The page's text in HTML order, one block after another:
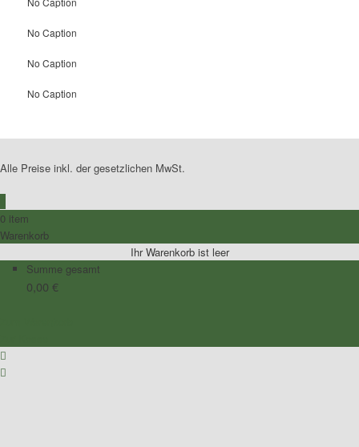
No Caption
No Caption
No Caption
Alle Preise inkl. der gesetzlichen MwSt.
0 item
Warenkorb
Ihr Warenkorb ist leer
Summe gesamt
0,00 €